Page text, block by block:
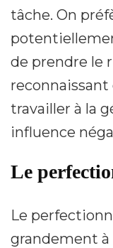
tâche. On
de prendre le
travailler à la
influence
Le
Le
grandement à